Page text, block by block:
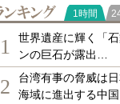
1時間
1
世界遺産に輝く「
ンの巨石が露出…
2
台湾有事の脅威は
海域に進出する中国